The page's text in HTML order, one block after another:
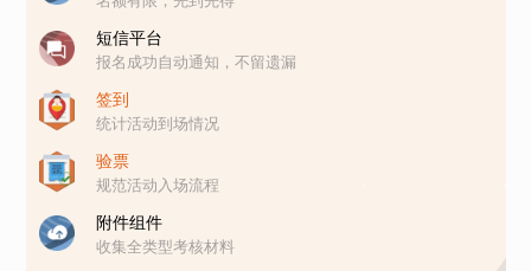
短信平台
报名成功自动通知，不留遗漏
签到
统计活动到场情况
验票
规范活动入场流程
附件组件
收集全类型考核材料